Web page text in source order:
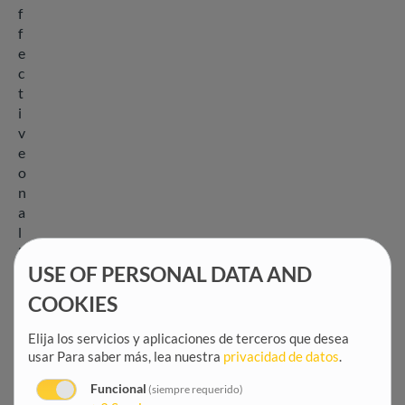
f
f
e
c
t
i
v
e
o
n
a
l
l
USE OF PERSONAL DATA AND
COOKIES
Elija los servicios y aplicaciones de terceros que desea
usar Para saber más, lea nuestra privacidad de datos.
Funcional (siempre requerido)